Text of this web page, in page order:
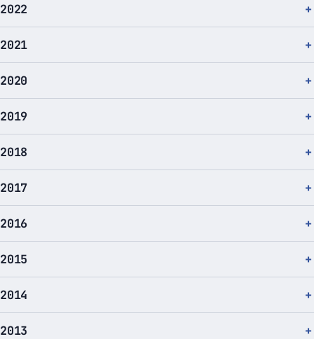
2022
2021
2020
2019
2018
2017
2016
2015
2014
2013